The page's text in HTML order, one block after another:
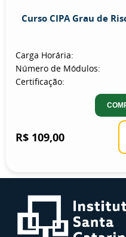
Curso CIPA Grau de
Carga Horária:
Número de Módulos:
Certificação:
R$ 109,00